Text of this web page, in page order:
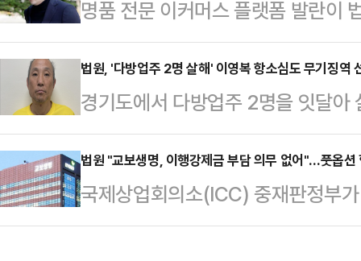
신위원장과 김태규 부위원장 '2인
한 건 위법…
8000만원을 지급하라”며 “나머지
두 기각한다”고 판결했다.이승기
두고 갈등을 빚고 있다. 이승기는
서 음원 사용료를 일절 받지 못했다
지급 정산금 및 지연이자 …
명품 전문 이커머스 플랫폼 발란이
간다.4일 업계에 따르면 서울회생
발란에 대한 회생절차 개시를 결정
27일까지다.법원은 발란이 사업 초
영업적자가 누적됐다고 판단했다.
위메프)’의 정산 지연 사태로 이커
발란 역시 거래 규모가 줄고 매출
자 유치를 진행했지…
법원, '다방업주 2명 살해' 이영복 항소심도 무기징역
경기도에서 다방업주 2명을 잇달
서도 무기징역을 선고 받았다.3일
부(이재신·정현경·이상호 부장판
살인) 혐의로 구속기소 된 이영복
내용과 결과의 중대성, 피해자들의
법원 "교보생명, 이행강제금 부담 의무 없어"…풋옵션
국제상업회의소(ICC) 중재판정부
제금 결정에 대해 법원이 무효 판결